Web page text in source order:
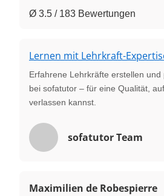
Ø 3.5 / 183 Bewertungen
Lernen mit Lehrkraft-
Erfahrene Lehrkräfte erstellen und
bei sofatutor – für eine Qualität,
verlassen kannst.
sofatutor Team
Maximilien de Robespierre